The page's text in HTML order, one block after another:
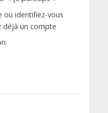
ou identifiez-vous
déjà un compte